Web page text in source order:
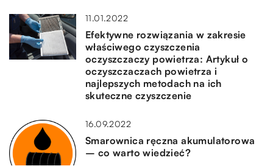
11.01.2022
Efektywne rozwiązania w zakresie
właściwego czyszczenia
oczyszczaczy powietrza: Artykuł o
oczyszczaczach powietrza i
najlepszych metodach na ich
skuteczne czyszczenie
16.09.2022
Smarownica ręczna akumulatorowa
– co warto wiedzieć?